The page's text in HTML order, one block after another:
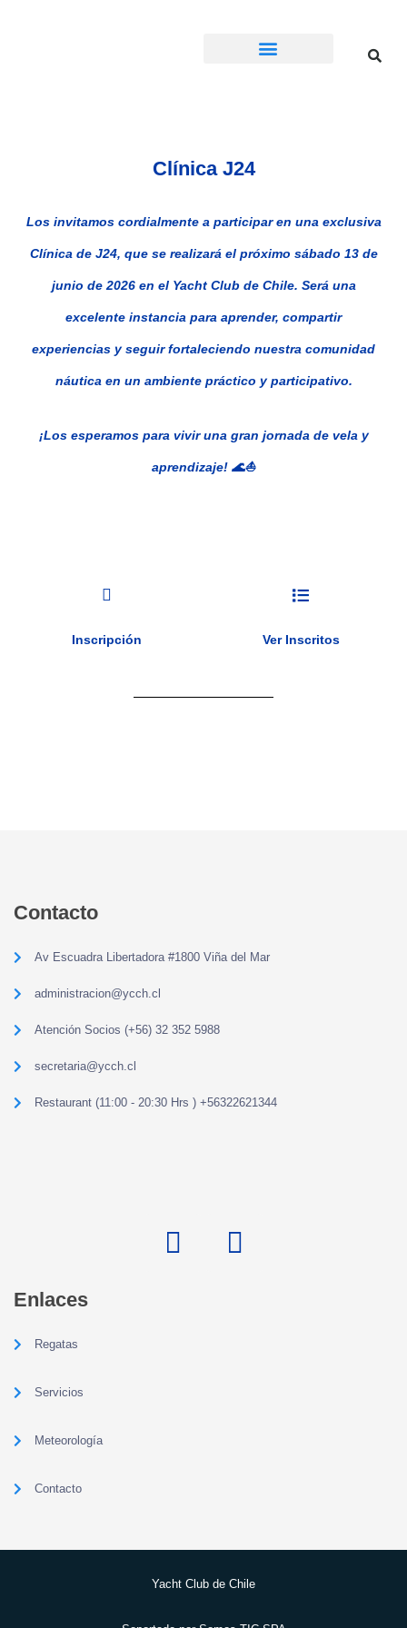
Clínica J24
Los invitamos cordialmente a participar en una exclusiva
Clínica de J24, que se realizará el próximo sábado 13 de
junio de 2026 en el Yacht Club de Chile. Será una
excelente instancia para aprender, compartir
experiencias y seguir fortaleciendo nuestra comunidad
náutica en un ambiente práctico y participativo.
¡Los esperamos para vivir una gran jornada de vela y
aprendizaje! 🌊⛵
Inscripción Ver Inscritos
Contacto
Av Escuadra Libertadora #1800 Viña del Mar
administracion@ycch.cl
Atención Socios (+56) 32 352 5988
secretaria@ycch.cl
Restaurant (11:00 - 20:30 Hrs ) +56322621344
Enlaces
Regatas
Servicios
Meteorología
Contacto
Yacht Club de Chile